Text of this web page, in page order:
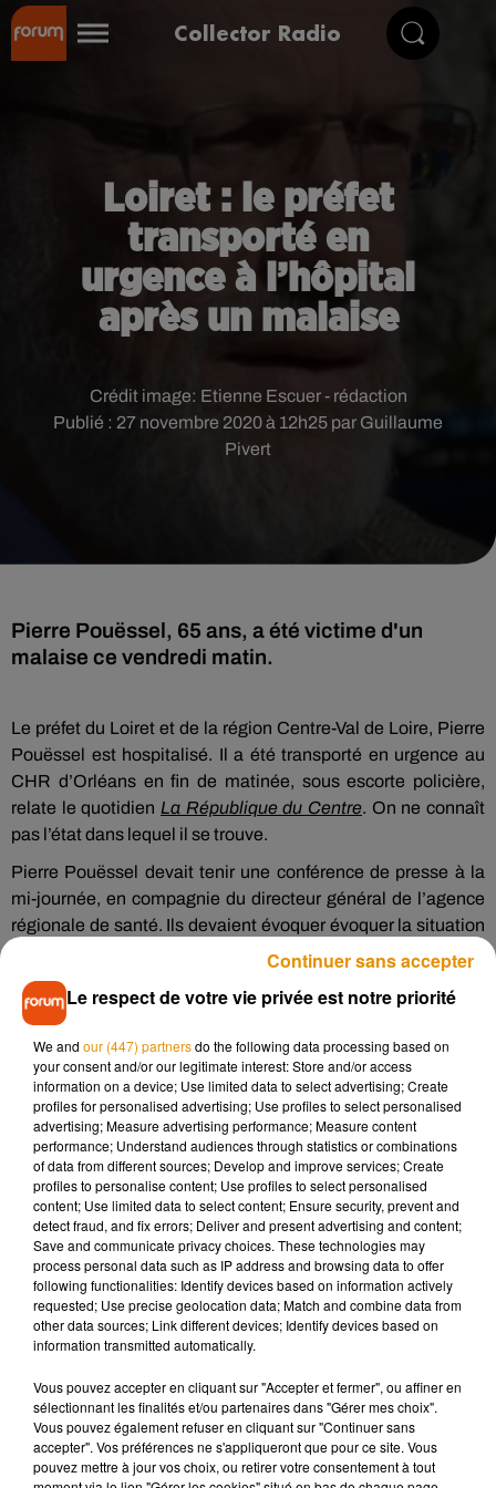
Collector Radio
Loiret : le préfet
transporté en
urgence à l’hôpital
après un malaise
Publié : 27 novembre 2020 à 12h25 par Guillaume
Pivert
Crédit image: Etienne Escuer - rédaction
Pierre Pouëssel, 65 ans, a été victime d'un
malaise ce vendredi matin.
Le préfet du Loiret et de la région Centre-Val de Loire, Pierre
Pouëssel est hospitalisé. Il a été transporté en urgence au
CHR d’Orléans en fin de matinée, sous escorte policière,
relate le quotidien La République du Centre. On ne connaît
pas l’état dans lequel il se trouve.
Pierre Pouëssel devait tenir une conférence de presse à la
mi-journée, en compagnie du directeur général de l’agence
régionale de santé. Ils devaient évoquer évoquer la situation
sanitaire dans le département et la mise en œuvre des
mesures gouvernementales entrant en application demain.
Pierre Pouëssel est âgé de 65 ans. Avant son arrivée dans le
Loiret en juillet 2019, il a notamment été préfet du Loir et
Cher entre 2004 et 2008.
Musique
6 août 2026
Pomme emprunte le décor de l’émission
« Loups Garous » pour son...
6 août 2026
La version réécrite de « Beautiful Day »
interprétée lors des...
Le respect de votre vie privée est notre priorité
We and our (447) partnersdo the following data processing based on
your consent and/or our legitimate interest: Store and/or access
information on a device; Use limited data to select advertising; Create
profiles for personalised advertising; Use profiles to select personalised
advertising; Measure advertising performance; Measure content
performance; Understand audiences through statistics or combinations
of data from different sources; Develop and improve services; Create
profiles to personalise content; Use profiles to select personalised
content; Use limited data to select content; Ensure security, prevent and
detect fraud, and fix errors; Deliver and present advertising and content;
Save and communicate privacy choices. These technologies may
process personal data such as IP address and browsing data to offer
following functionalities: Identify devices based on information actively
requested; Use precise geolocation data; Match and combine data from
other data sources; Link different devices; Identify devices based on
information transmitted automatically.
Vous pouvez accepter en cliquant sur "Accepter et fermer", ou affiner en
sélectionnant les finalités et/ou partenaires dans "Gérer mes choix".
Vous pouvez également refuser en cliquant sur "Continuer sans
accepter". Vos préférences ne s'appliqueront que pour ce site. Vous
pouvez mettre à jour vos choix, ou retirer votre consentement à tout
Continuer sans accepter